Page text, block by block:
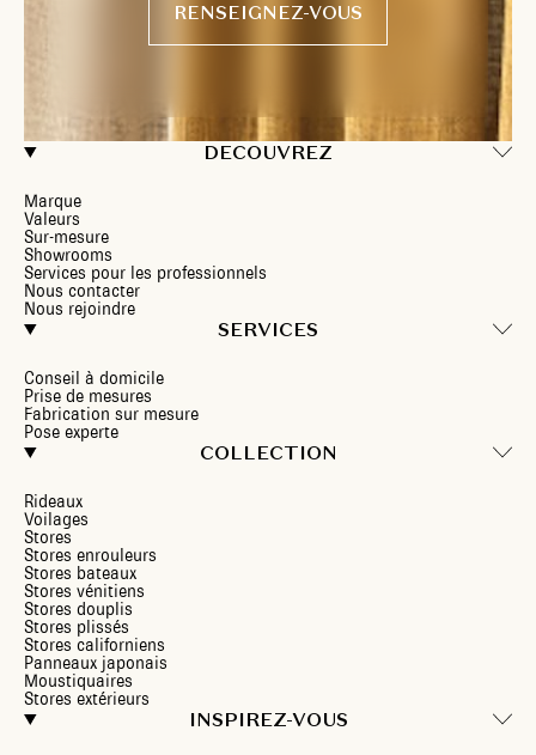
DECOUVREZ
Marque
Valeurs
Sur-mesure
Showrooms
Services pour les professionnels
Nous contacter
Nous rejoindre
SERVICES
Conseil à domicile
Prise de mesures
Fabrication sur mesure
Pose experte
COLLECTION
Rideaux
Voilages
Stores
Stores enrouleurs
Stores bateaux
Stores vénitiens
Stores douplis
Stores plissés
Stores californiens
Panneaux japonais
Moustiquaires
Stores extérieurs
INSPIREZ-VOUS
RENSEIGNEZ-VOUS